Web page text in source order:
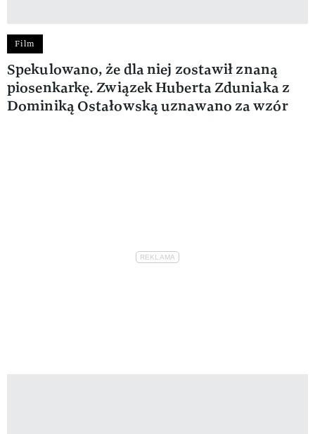
Film
Spekulowano, że dla niej zostawił znaną
piosenkarkę. Związek Huberta Zduniaka z
Dominiką Ostałowską uznawano za wzór